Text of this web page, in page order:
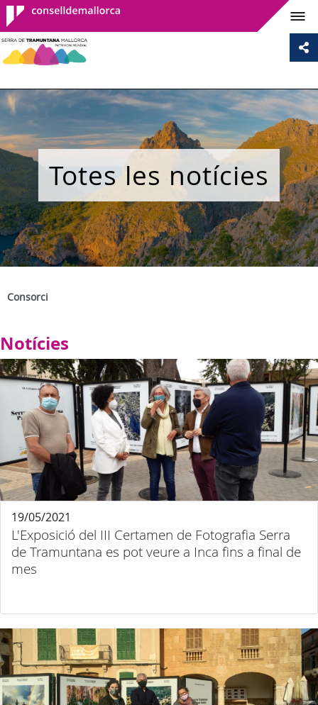
Consell de
Mallorca
Totes les notícies
Consorci
Notícies
L'Exposició del III Certamen de Fotografia Serra
de Tramuntana es pot veure a Inca fins a final de
mes
19/05/2021